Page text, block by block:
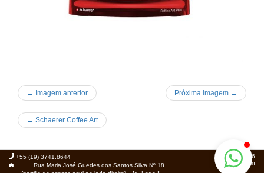
← Imagem anterior Próxima imagem →
← Schaerer Coffee Art
+55 (19) 3741.8644
Rua Maria José Guedes dos Santos Silva Nº 18
© 2026
Foca.in